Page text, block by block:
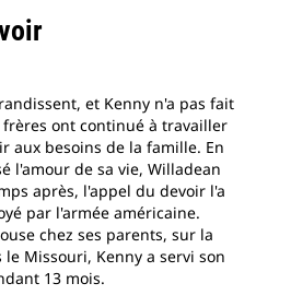
et Kenny n'a pas fait
frères ont continué à travailler
aux besoins de la famille. En
l'amour de sa vie, Willadean
après, l'appel du devoir l'a
par l'armée américaine.
chez ses parents, sur la
Missouri, Kenny a servi son
13 mois.